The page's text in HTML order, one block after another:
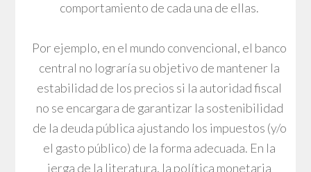
comportamiento de cada una de ellas.
Por ejemplo, en el mundo convencional, el banco
central no lograría su objetivo de mantener la
estabilidad de los precios si la autoridad fiscal
no se encargara de garantizar la sostenibilidad
de la deuda pública ajustando los impuestos (y/o
el gasto público) de la forma adecuada. En la
jerga de la literatura, la política monetaria